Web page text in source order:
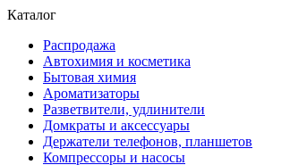
Каталог
Распродажа
Автохимия и косметика
Бытовая химия
Ароматизаторы
Разветвители, удлинители
Домкраты и аксессуары
Держатели телефонов, планшетов
Компрессоры и насосы